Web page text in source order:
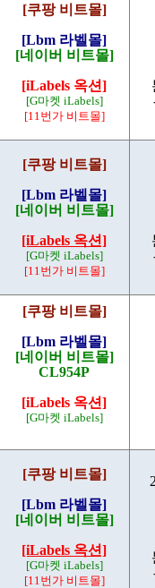
[쿠팡 비트몰]
[Lbm 라벨몰]
[네이버 비트몰]
[iLabels 옥션]
[G마켓 iLabels]
[11번가 비트몰]
[쿠팡 비트몰]
[Lbm 라벨몰]
[네이버 비트몰]
[iLabels 옥션]
[G마켓 iLabels]
[11번가 비트몰]
[쿠팡 비트몰]
[Lbm 라벨몰]
[네이버 비트몰]
CL954P
[iLabels 옥션]
[G마켓 iLabels]
[쿠팡 비트몰]
[Lbm 라벨몰]
[네이버 비트몰]
[iLabels 옥션]
[G마켓 iLabels]
[11번가 비트몰]